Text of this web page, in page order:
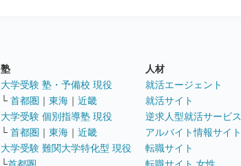
塾
大学受験 塾・予備校 現役
└ 首都圏 ｜ 東海 ｜ 近畿
大学受験 個別指導塾 現役
└ 首都圏 ｜ 東海 ｜ 近畿
大学受験 難関大学特化型 現役
人材
就活エージェント
就活サイト
逆求人型就活サービス
アルバイト情報サイト
転職サイト